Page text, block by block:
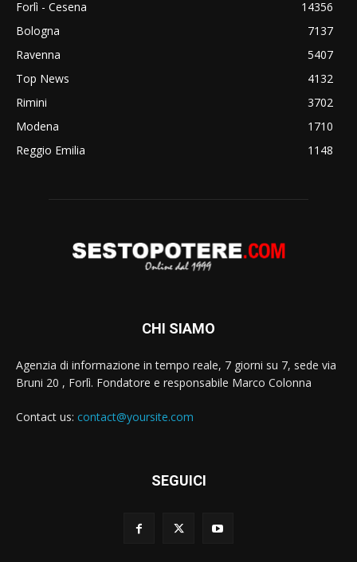
Forlì - Cesena
14356
Bologna
7137
Ravenna
5407
Top News
4132
Rimini
3702
Modena
1710
Reggio Emilia
1148
CHI SIAMO
Agenzia di informazione in tempo reale, 7 giorni su 7, sede via
Bruni 20 , Forlì. Fondatore e responsabile Marco Colonna
Contact us: contact@yoursite.com
SEGUICI